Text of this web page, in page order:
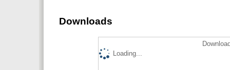
Downloads
Loading...